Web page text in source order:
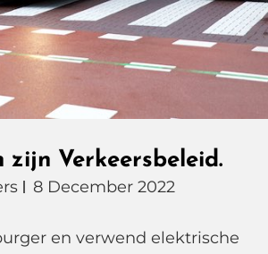
zijn Verkeersbeleid.
8 December 2022
en verwend elektrische